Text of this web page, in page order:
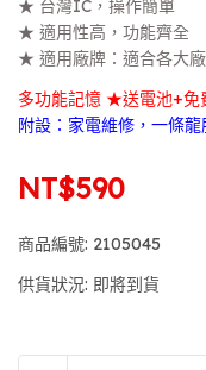
★ 台灣IC，操作簡單
★ 適用性高，功能齊全
★ 適用廠牌：適合各大
多功能記憶 ★送電池+
附設：家電維修，一條
NT$590
商品編號: 2105045
供貨狀況: 即將到貨